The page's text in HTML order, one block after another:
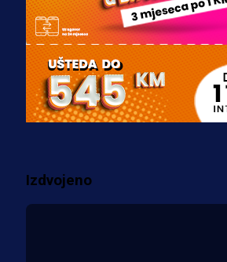
3 sedmica 3 dan
Premijer liga BiH
Misimović
za pranje novca,
prostorije FK
Više vijesti
Izdvojeno